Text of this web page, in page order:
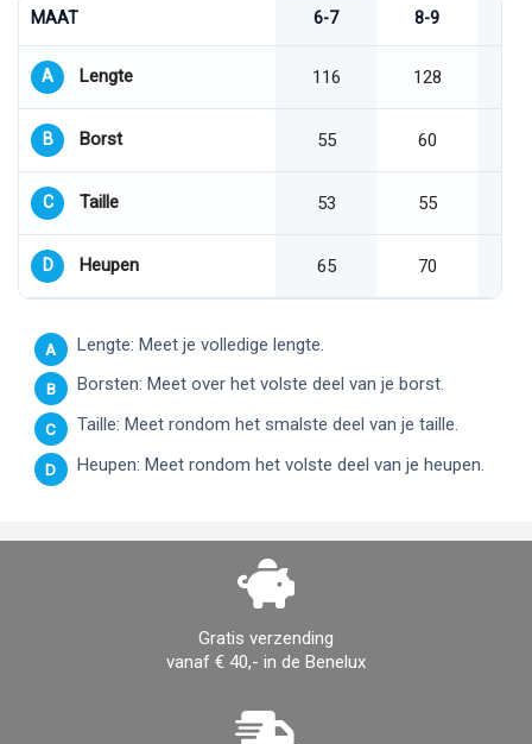
MAAT 6-7 8-9
A Lengte 116 128
B Borst 55 60
C Taille 53 55
D Heupen 65 70
A Lengte: Meet je volledige lengte.
B Borsten: Meet over het volste deel van je borst.
C Taille: Meet rondom het smalste deel van je taille.
D Heupen: Meet rondom het volste deel van je heupen.
Gratis verzending
vanaf € 40,- in de Benelux